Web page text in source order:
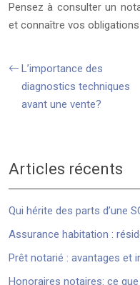
Pensez à consulter un
et connaître vos
L’importance des
diagnostics techniques
avant une vente?
Articles récents
Qui hérite des parts d’une
Assurance habitation :
Prêt notarié : avantages et
Honoraires notaires: ce